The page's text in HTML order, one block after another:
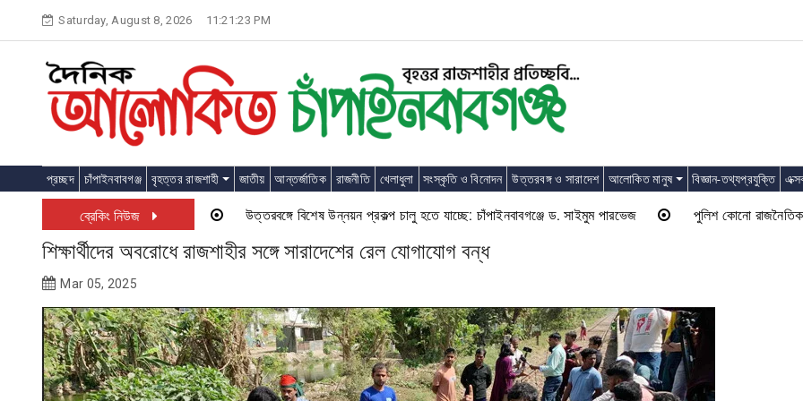
content
Saturday, August 8, 2026 11:21:24 PM
প্রচ্ছদ চাঁপাইনবাবগঞ্জ বৃহত্তর রাজশাহী জাতীয় আন্তর্জাতিক রাজনীতি খেলাধুলা সংস্কৃতি ও বিনোদন উত্তরবঙ্গ ও সারাদেশ আলোকিত মানুষ বিজ্ঞান-তথ্যপ্রযুক্তি
ব্রেকিং নিউজ উত্তরবঙ্গে বিশেষ উন্নয়ন প্রকল্প চালু হতে যাচ্ছে: চাঁপাইনবাবগঞ্জে ড. সাইমুম পারভেজ পুলিশ কোনো রাজনৈতিক দলের
শিক্ষার্থীদের অবরোধে রাজশাহীর সঙ্গে সারাদেশের রেল যোগাযোগ বন্ধ
Mar 05, 2025